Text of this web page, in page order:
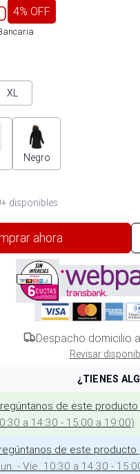
4% OFF
XL
Negro
disponibles
ahora
Despacho domicilio a
Revisar
¿TIENES
de este
a 14:30 - 15:00 a 19:00)
de este producto
- Vie. 10:30 a 14:30 -